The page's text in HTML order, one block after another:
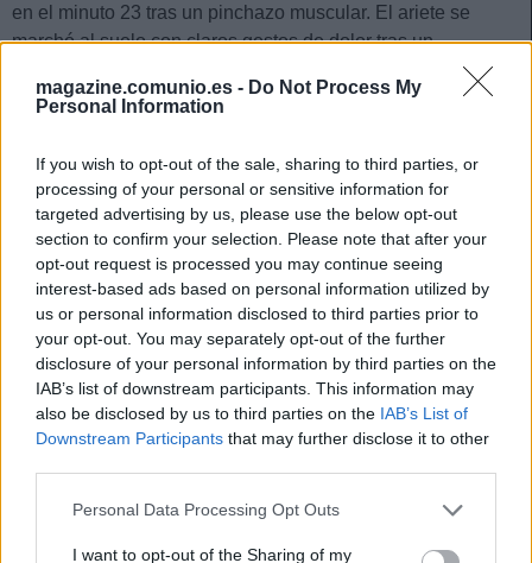
magazine.comunio.es - Do Not Process My
Personal Information
If you wish to opt-out of the sale, sharing to third parties, or
processing of your personal or sensitive information for
targeted advertising by us, please use the below opt-out
section to confirm your selection. Please note that after your
opt-out request is processed you may continue seeing
interest-based ads based on personal information utilized by
us or personal information disclosed to third parties prior to
your opt-out. You may separately opt-out of the further
disclosure of your personal information by third parties on the
IAB’s list of downstream participants. This information may
also be disclosed by us to third parties on the IAB’s List of
Downstream Participants that may further disclose it to other
Please note that this website/app uses one or more Google
not limited to your visit or usage behaviour. You may click to
Personal Data Processing Opt Outs
I want to opt-out of the Sharing of my
en el minuto 23 tras un pinchazo muscular. El ariete se
marchó al suelo con claros gestos de dolor tras un
emitido un parte médico oficial por el momento, aunque todo
Nico Williams, lesión muscular
Marcelino le estaba dando confianza a Nico Williams, pero
el joven jugador del Athletic se lesionó en el encuentro ante
el Real Madrid. El pequeño de los Williams realizó una
carrera y al dar el pase de tacón sufrió un pinchazo en la
parte posterior del muslo derecho.
Aún es pronto para conocer el alcance real de la lesión,
aunque posiblemente el delantero tenga que estar varias
semanas fuera de los terrenos de juego. Nuestra
recomendación es deshacernos del jugador, ya que podría
estar más de un mes de baja.